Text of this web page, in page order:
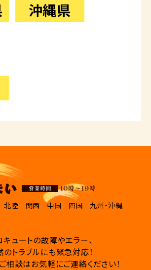
沖縄県
北陸 関西 中国 四国
九州・沖縄
キュートの故障やエラー、
のトラブルにも緊急対応！
相談はお気軽にご連絡ください！